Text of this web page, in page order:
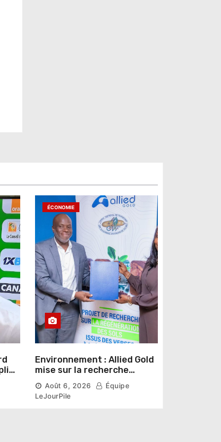
ÉCONOMIE
Environnement : Allied Gold
mise sur la recherche
scientifique pour restaurer
les sols de ses sites miniers
Août 6, 2026
Équipe
LeJourPile